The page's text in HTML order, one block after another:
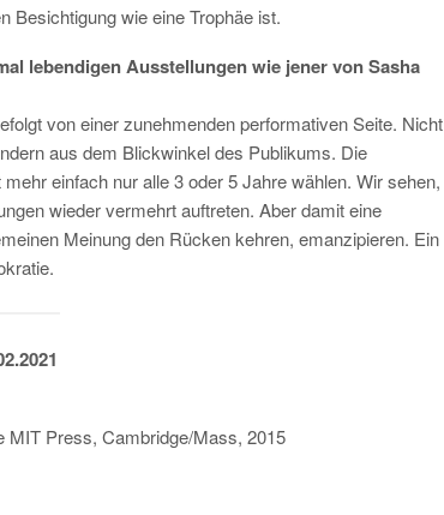
Besichtigung wie eine Trophäe ist.
lebendigen Ausstellungen wie jener von Sasha
von einer zunehmenden performativen Seite. Nicht
aus dem Blickwinkel des Publikums. Die
einfach nur alle 3 oder 5 Jahre wählen. Wir sehen,
wieder vermehrt auftreten. Aber damit eine
Meinung den Rücken kehren, emanzipieren. Ein
MIT Press, Cambridge/Mass, 2015